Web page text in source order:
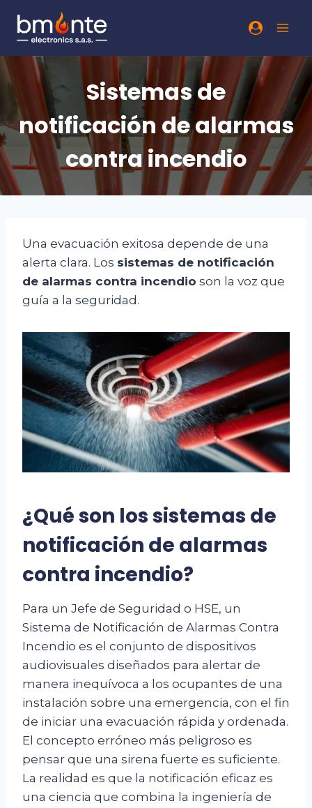
Sistemas de
notificación de alarmas
contra incendio
Una evacuación exitosa depende de una
alerta clara. Los sistemas de notificación
de alarmas contra incendio son la voz que
guía a la seguridad.
¿Qué son los sistemas de
notificación de alarmas
contra incendio?
Para un Jefe de Seguridad o HSE, un
Sistema de Notificación de Alarmas Contra
Incendio es el conjunto de dispositivos
audiovisuales diseñados para alertar de
manera inequívoca a los ocupantes de una
instalación sobre una emergencia, con el fin
de iniciar una evacuación rápida y ordenada.
El concepto erróneo más peligroso es
pensar que una sirena fuerte es suficiente.
La realidad es que la notificación eficaz es
una ciencia que combina la ingeniería de